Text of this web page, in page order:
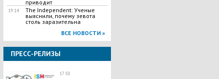
приводит
19:14
The Independent: Ученые
выяснили, почему зевота
столь заразительна
ВСЕ НОВОСТИ »
ПРЕСС-РЕЛИЗЫ
17:50